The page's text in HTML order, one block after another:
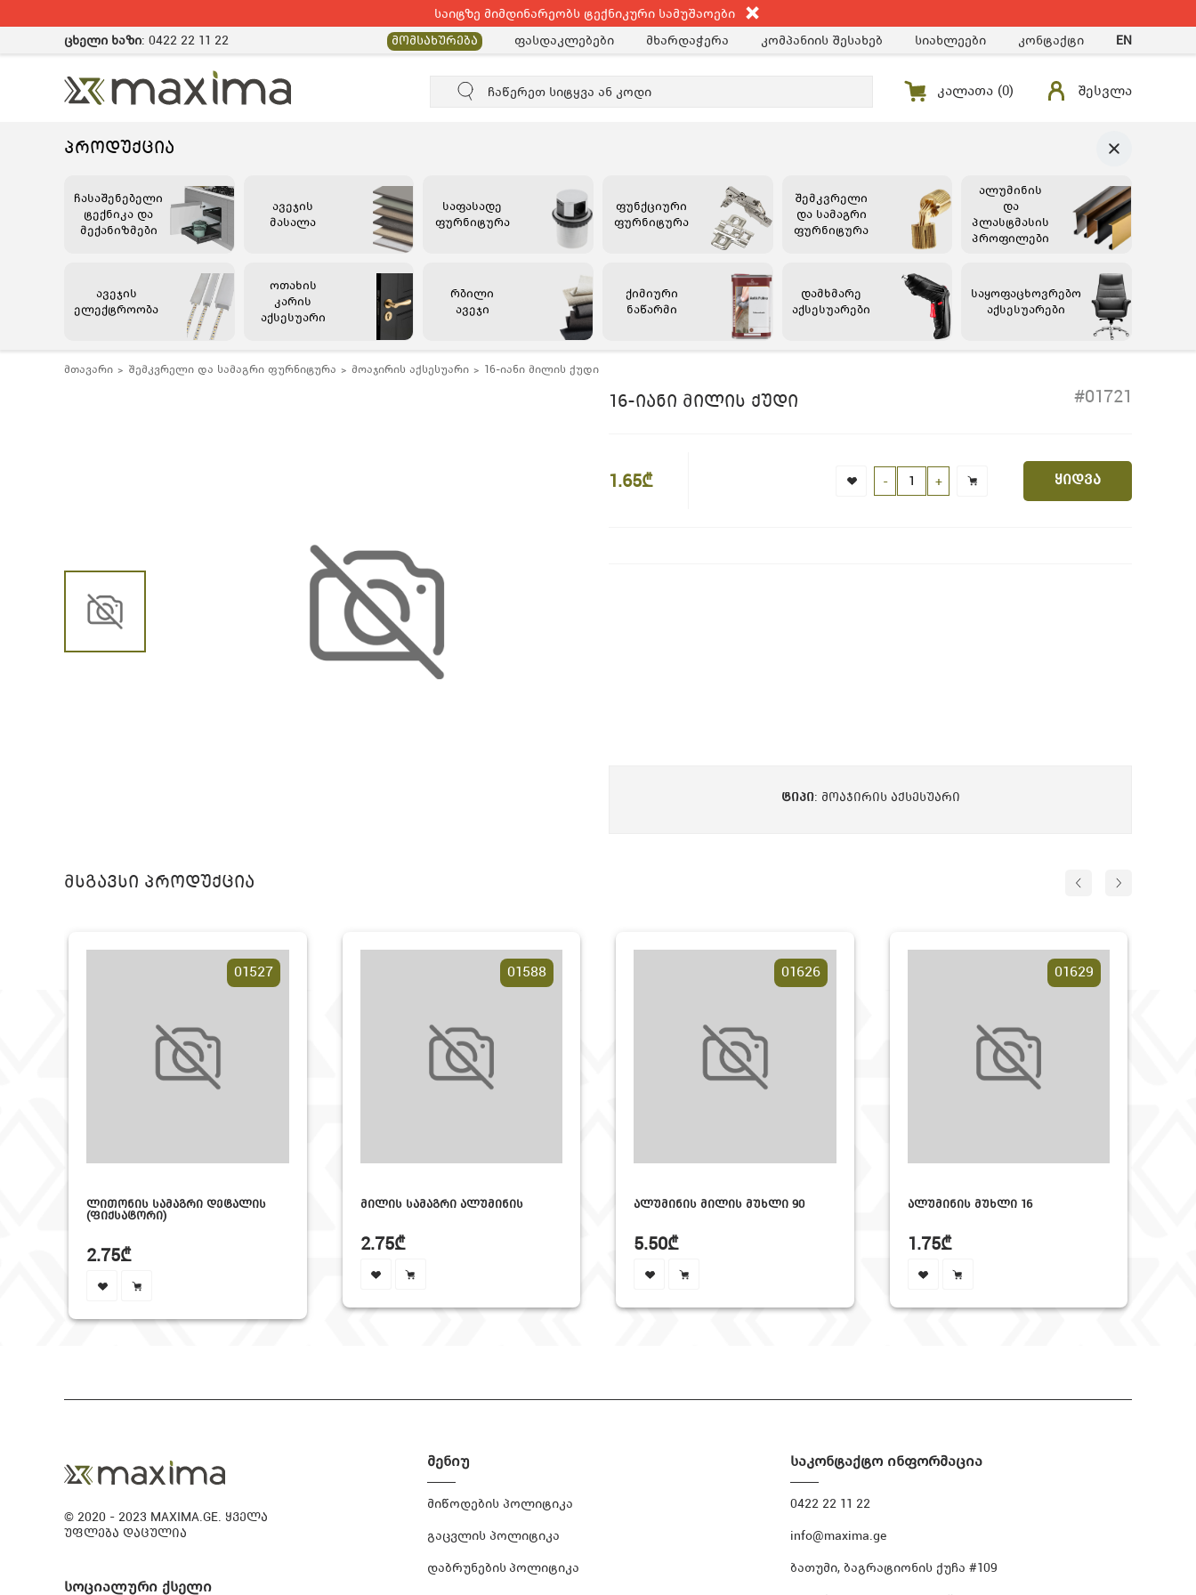
საიტზე მიმდინარეობს ტექნიკური სამუშაოები
ცხელი ხაზი: 0422 22 11 22 მომსახურება ფასდაკლებები მხარდაჭერა კომპანიის შესახებ სიახლეები კონტაქტი EN
კალათა (0) შესვლა
ᲞᲠᲝᲓᲣᲥᲪᲘᲐ
ჩასაშენებელი
ტექნიკა და
მექანიზმები
ავეჯის
მასალა
საფასადე
ფურნიტურა
ფუნქციური
ფურნიტურა
შემკვრელი
და სამაგრი
ფურნიტურა
ალუმინის
და
პლასტმასის
პროფილები
ავეჯის
ელექტროობა
ოთახის
კარის
აქსესუარი
რბილი
ავეჯი
ქიმიური
ნაწარმი
დამხმარე
აქსესუარები
საყოფაცხოვრებო
აქსესუარები
მთავარი შემკვრელი და სამაგრი ფურნიტურა მოაჯირის აქსესუარი 16-იანი მილის ქუდი
16-ᲘᲐᲜᲘ ᲛᲘᲚᲘᲡ ᲥᲣᲓᲘ #01721
1.65₾ - + ყიდვა
ᲢᲘᲞᲘ: მოაჯირის აქსესუარი
მსგავსი პროდუქცია
01527
ᲚᲘᲗᲝᲜᲘᲡ ᲡᲐᲛᲐᲒᲠᲘ ᲓᲔᲢᲐᲚᲘᲡ
(ᲤᲘᲥᲡᲐᲢᲝᲠᲘ)
2.75₾
01588
ᲛᲘᲚᲘᲡ ᲡᲐᲛᲐᲒᲠᲘ ᲐᲚᲣᲛᲘᲜᲘᲡ
2.75₾
01626
ᲐᲚᲣᲛᲘᲜᲘᲡ ᲛᲘᲚᲘᲡ ᲛᲣᲮᲚᲘ 90
5.50₾
01629
ᲐᲚᲣᲛᲘᲜᲘᲡ ᲛᲣᲮᲚᲘ 16
1.75₾
© 2020 - 2023 MAXIMA.GE. ყველა
უფლება დაცულია
სოციალური ქსელი
მენიუ
მიწოდების პოლიტიკა
გაცვლის პოლიტიკა
დაბრუნების პოლიტიკა
საკონტაქტო ინფორმაცია
0422 22 11 22
info@maxima.ge
ბათუმი, ბაგრატიონის ქუჩა #109